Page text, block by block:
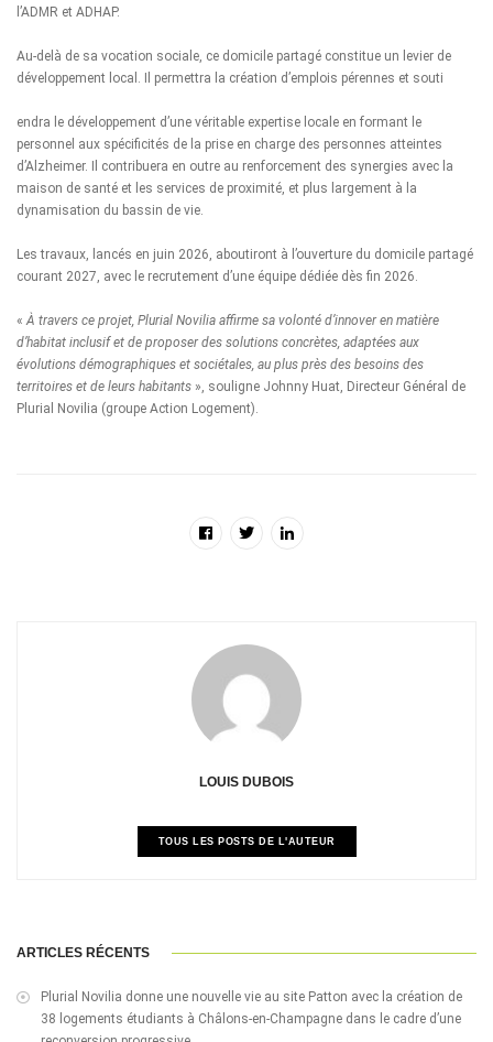
l’ADMR et ADHAP.
Au-delà de sa vocation sociale, ce domicile partagé constitue un levier de
développement local. Il permettra la création d’emplois pérennes et souti
endra le développement d’une véritable expertise locale en formant le
personnel aux spécificités de la prise en charge des personnes atteintes
d’Alzheimer. Il contribuera en outre au renforcement des synergies avec la
maison de santé et les services de proximité, et plus largement à la
dynamisation du bassin de vie.
Les travaux, lancés en juin 2026, aboutiront à l’ouverture du domicile partagé
courant 2027, avec le recrutement d’une équipe dédiée dès fin 2026.
«À travers ce projet, Plurial Novilia affirme sa volonté d’innover en matière
d’habitat inclusif et de proposer des solutions concrètes, adaptées aux
évolutions démographiques et sociétales, au plus près des besoins des
territoires et de leurs habitants », souligne Johnny Huat, Directeur Général de
Plurial Novilia (groupe Action Logement).
LOUIS DUBOIS
TOUS LES POSTS DE L'AUTEUR
ARTICLES RÉCENTS
Plurial Novilia donne une nouvelle vie au site Patton avec la création de
38 logements étudiants à Châlons-en-Champagne dans le cadre d’une